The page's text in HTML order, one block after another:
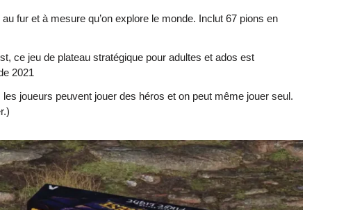
fur et à mesure qu’on explore le monde. Inclut 67 pions en
ce jeu de plateau stratégique pour adultes et ados est
2021
joueurs peuvent jouer des héros et on peut même jouer seul.